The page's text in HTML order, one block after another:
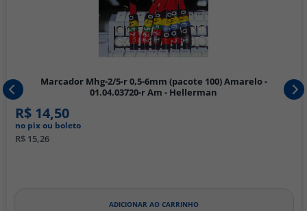
Marcador Mhg-2/5-r 0,5-6mm (pacote 100) Amarelo -
01.04.03720-r Am - Hellerman
R$ 14,50
no pix ou boleto
R$ 15,26
ADICIONAR AO CARRINHO